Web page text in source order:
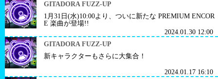
GITADORA FUZZ-UP
1月31日(水)10:00より、ついに新たな PREMIUM ENCOR
E 楽曲が登場!!
2024.01.30 12:00
GITADORA FUZZ-UP
新キャラクターもさらに大集合！
2024.01.17 16:10